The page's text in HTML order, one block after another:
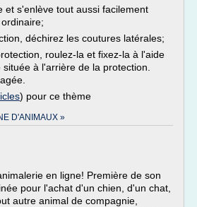
et s'enlève tout aussi facilement
déchirez les coutures latérales;
roulez-la et fixez-la à l'aide
à l'arrière de la protection.
) pour ce thème
D'ANIMAUX »
en ligne! Première de son
pour l'achat d'un chien, d'un chat,
autre animal de compagnie,